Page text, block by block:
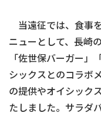
当遠征では、食事
ニューとして、長崎
「佐世保バーガー」
シックスとのコラボ
の提供やオイシック
たしました。サラダ